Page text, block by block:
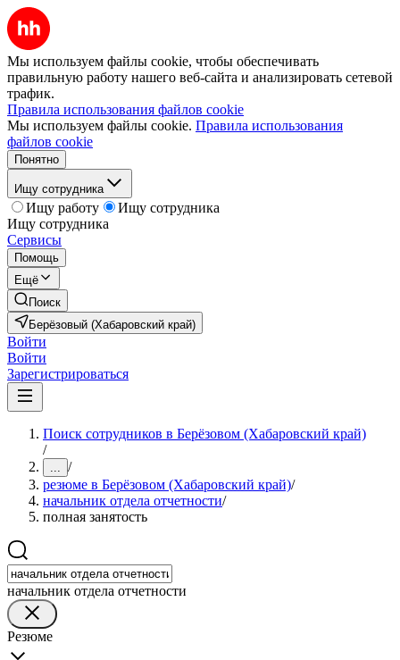
Мы используем файлы cookie, чтобы обеспечивать
правильную работу нашего веб-сайта и анализировать сетевой
трафик.
Правила использования файлов cookie
Мы используем файлы cookie. Правила использования
файлов cookie
Понятно
Ищу сотрудника
Ищу работу
Ищу сотрудника
Ищу сотрудника
Сервисы
Помощь
Ещё
Поиск
Берёзовый (Хабаровский край)
Войти
Войти
Зарегистрироваться
Поиск сотрудников в Берёзовом (Хабаровский край)
/
... /
резюме в Берёзовом (Хабаровский край)/
начальник отдела отчетности/
полная занятость
начальник отдела отчетности
Резюме